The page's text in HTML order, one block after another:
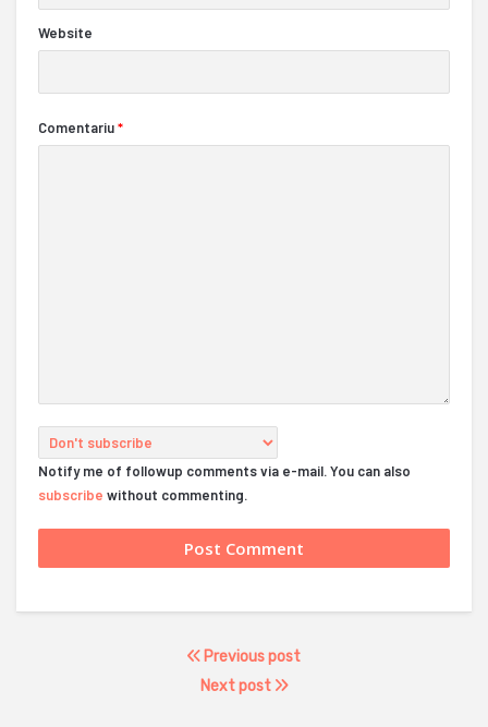
Website
Comentariu*
Notify me of followup comments via e-mail. You can also
subscribe without commenting.
Previous post
Next post